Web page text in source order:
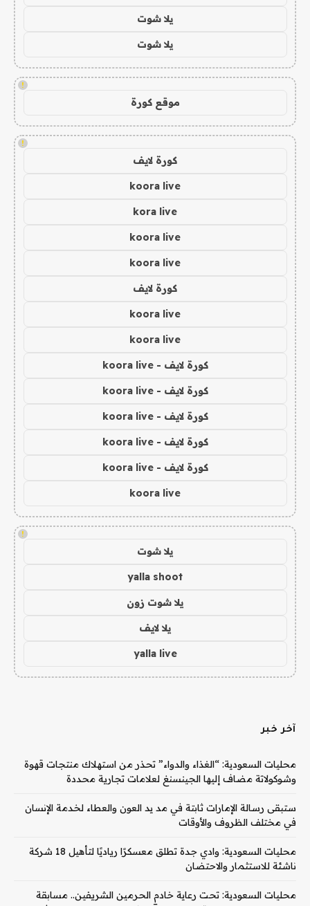
يلا شوت
يلا شوت
!
موقع كورة
!
كورة لايف
koora live
kora live
koora live
koora live
كورة لايف
koora live
koora live
كورة لايف - koora live
كورة لايف - koora live
كورة لايف - koora live
كورة لايف - koora live
كورة لايف - koora live
koora live
!
يلا شوت
yalla shoot
يلا شوت زون
يلا لايف
yalla live
آخر خبر
محليات السعودية: “الغذاء والدواء” تحذر من استهلاك منتجات قهوة
وشوكولاتة مضاف إليها الجينسنغ لعلامات تجارية محددة
ستبقى رسالة الإمارات ثابتة في مد يد العون والعطاء لخدمة الإنسان
في مختلف الظروف والأوقات
محليات السعودية: وادي جدة تطلق معسكرًا رياديًا لتأهيل 18 شركة
ناشئة للاستثمار والاحتضان
محليات السعودية: تحت رعاية خادم الحرمين الشريفين.. مسابقة